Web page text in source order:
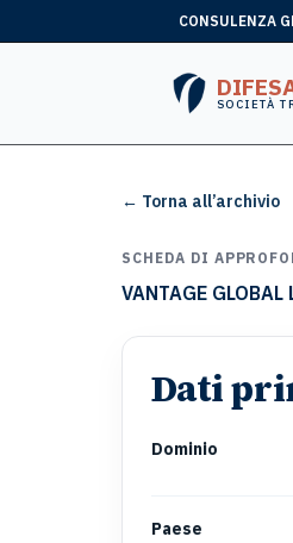
CONSULENZA
SOCIETÀ
← Torna all’archivio
SCHEDA DI
VANTAGE GLOBAL
Dati
Dominio
Paese